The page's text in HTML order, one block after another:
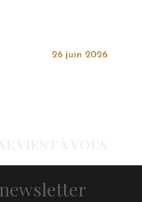
26 juin 2026